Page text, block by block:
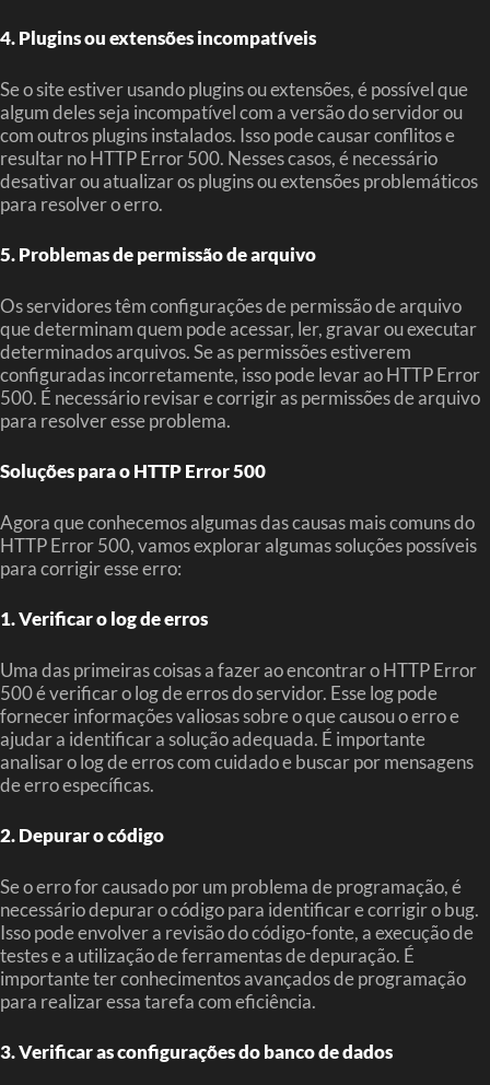
4. Plugins ou extensões incompatíveis
Se o site estiver usando plugins ou extensões, é possível que
algum deles seja incompatível com a versão do servidor ou
com outros plugins instalados. Isso pode causar conflitos e
resultar no HTTP Error 500. Nesses casos, é necessário
desativar ou atualizar os plugins ou extensões problemáticos
para resolver o erro.
5. Problemas de permissão de arquivo
Os servidores têm configurações de permissão de arquivo
que determinam quem pode acessar, ler, gravar ou executar
determinados arquivos. Se as permissões estiverem
configuradas incorretamente, isso pode levar ao HTTP Error
500. É necessário revisar e corrigir as permissões de arquivo
para resolver esse problema.
Soluções para o HTTP Error 500
Agora que conhecemos algumas das causas mais comuns do
HTTP Error 500, vamos explorar algumas soluções possíveis
para corrigir esse erro:
1. Verificar o log de erros
Uma das primeiras coisas a fazer ao encontrar o HTTP Error
500 é verificar o log de erros do servidor. Esse log pode
fornecer informações valiosas sobre o que causou o erro e
ajudar a identificar a solução adequada. É importante
analisar o log de erros com cuidado e buscar por mensagens
de erro específicas.
2. Depurar o código
Se o erro for causado por um problema de programação, é
necessário depurar o código para identificar e corrigir o bug.
Isso pode envolver a revisão do código-fonte, a execução de
testes e a utilização de ferramentas de depuração. É
importante ter conhecimentos avançados de programação
para realizar essa tarefa com eficiência.
3. Verificar as configurações do banco de dados